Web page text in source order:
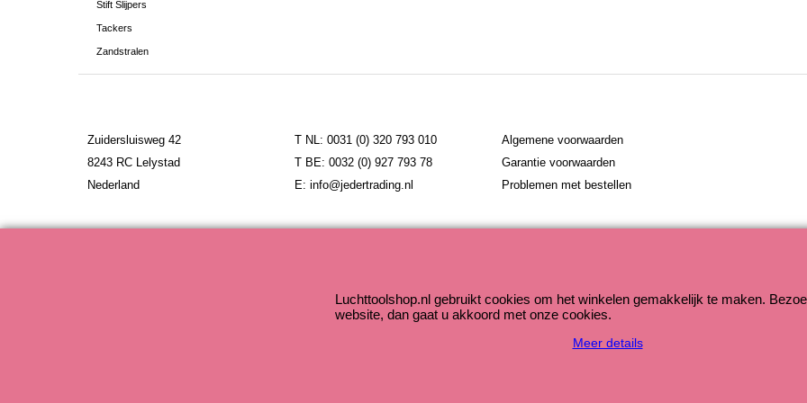
Stift Slijpers
Tackers
Zandstralen
Zuidersluisweg 42
8243 RC Lelystad
Nederland
T NL: 0031 (0) 320 793 010
T BE: 0032 (0) 927 793 78
E: info@jedertrading.nl
Algemene voorwaarden
Garantie voorwaarden
Problemen met bestellen
Luchttoolshop.nl gebruikt cookies om het winkelen gemakkelijk te maken.
website, dan gaat u akkoord met onze cookies.
Meer details